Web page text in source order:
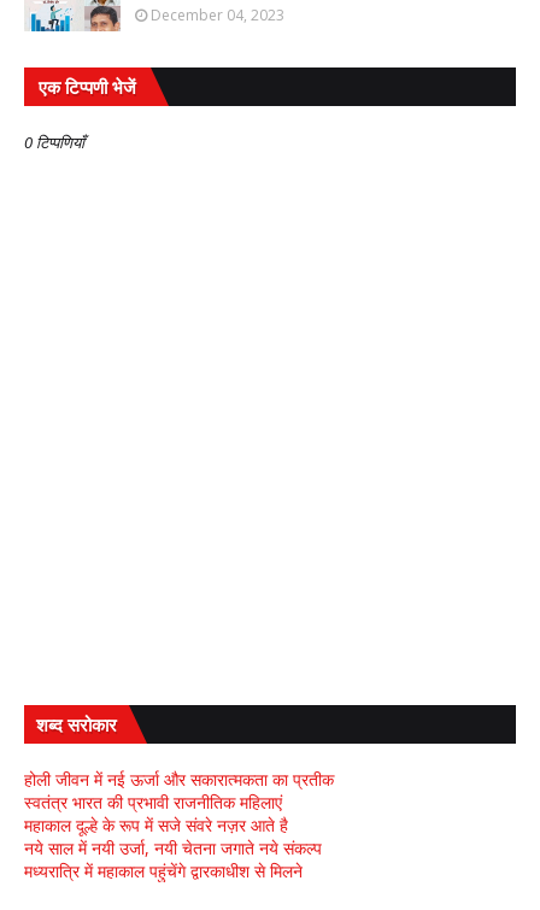
December 04, 2023
एक टिप्पणी भेजें
0 टिप्पणियाँ
शब्द सरोकार
होली जीवन में नई ऊर्जा और सकारात्मकता का प्रतीक
स्वतंत्र भारत की प्रभावी राजनीतिक महिलाएं
महाकाल दूल्हे के रूप में सजे संवरे नज़र आते है
नये साल में नयी उर्जा, नयी चेतना जगाते नये संकल्प
मध्यरात्रि में महाकाल पहुंचेंगे द्वारकाधीश से मिलने